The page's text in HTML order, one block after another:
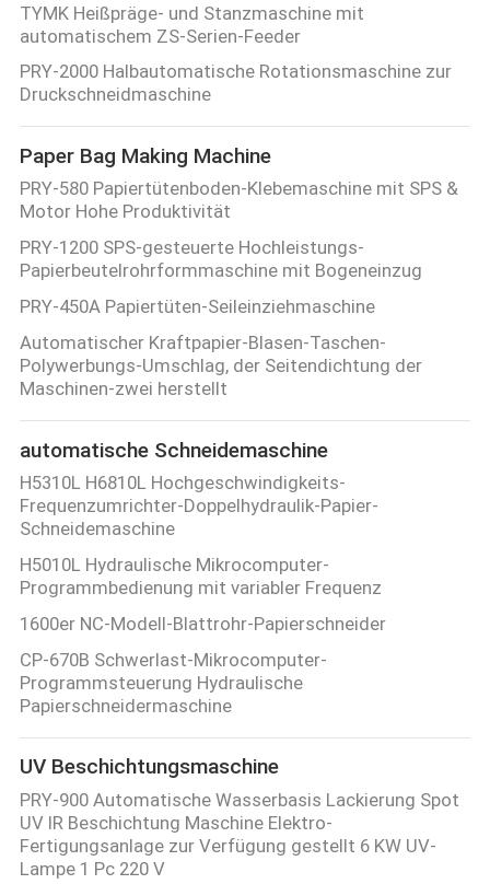
TYMK Heißpräge- und Stanzmaschine mit
automatischem ZS-Serien-Feeder
PRY-2000 Halbautomatische Rotationsmaschine zur
Druckschneidmaschine
Paper Bag Making Machine
PRY-580 Papiertütenboden-Klebemaschine mit SPS &
Motor Hohe Produktivität
PRY-1200 SPS-gesteuerte Hochleistungs-
Papierbeutelrohrformmaschine mit Bogeneinzug
PRY-450A Papiertüten-Seileinziehmaschine
Automatischer Kraftpapier-Blasen-Taschen-
Polywerbungs-Umschlag, der Seitendichtung der
Maschinen-zwei herstellt
automatische Schneidemaschine
H5310L H6810L Hochgeschwindigkeits-
Frequenzumrichter-Doppelhydraulik-Papier-
Schneidemaschine
H5010L Hydraulische Mikrocomputer-
Programmbedienung mit variabler Frequenz
1600er NC-Modell-Blattrohr-Papierschneider
CP-670B Schwerlast-Mikrocomputer-
Programmsteuerung Hydraulische
Papierschneidermaschine
UV Beschichtungsmaschine
PRY-900 Automatische Wasserbasis Lackierung Spot
UV IR Beschichtung Maschine Elektro-
Fertigungsanlage zur Verfügung gestellt 6 KW UV-
Lampe 1 Pc 220 V